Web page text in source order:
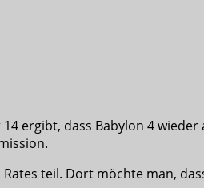
ergibt, dass Babylon 4
teil. Dort möchte man,